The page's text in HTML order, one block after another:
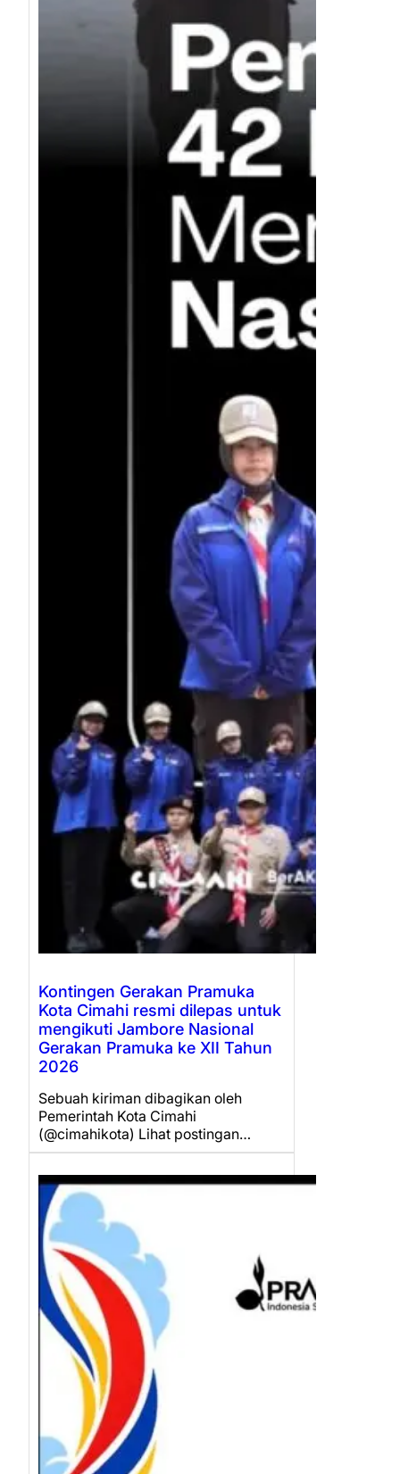
Kontingen Gerakan Pramuka
Kota Cimahi resmi dilepas untuk
mengikuti Jambore Nasional
Gerakan Pramuka ke XII Tahun
2026
Sebuah kiriman dibagikan oleh
Pemerintah Kota Cimahi
(@cimahikota) Lihat postingan…